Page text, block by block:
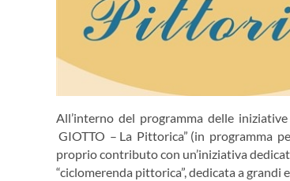
All’interno del programma delle
GIOTTO – La Pittorica” (in programma
proprio contributo con un’iniziativa
“ciclomerenda pittorica”, dedicata a grandi